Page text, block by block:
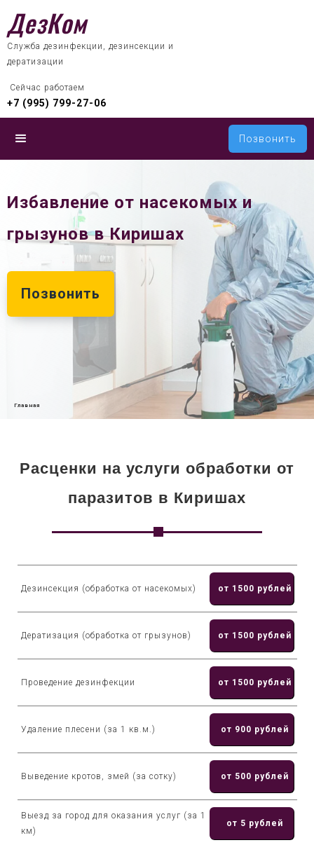
ДезКом
Служба дезинфекции, дезинсекции и
дератизации
Сейчас работаем
+7 (995) 799-27-06
Позвонить
Избавление от насекомых и
грызунов в Киришах
Позвонить
Главная
Расценки на услуги обработки от
паразитов в Киришах
Дезинсекция (обработка от насекомых) от 1500 рублей
Дератизация (обработка от грызунов) от 1500 рублей
Проведение дезинфекции от 1500 рублей
Удаление плесени (за 1 кв.м.) от 900 рублей
Выведение кротов, змей (за сотку) от 500 рублей
Выезд за город для оказания услуг (за 1
км)
от 5 рублей